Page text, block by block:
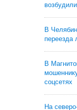
В
переезда
В
соцсетях
На